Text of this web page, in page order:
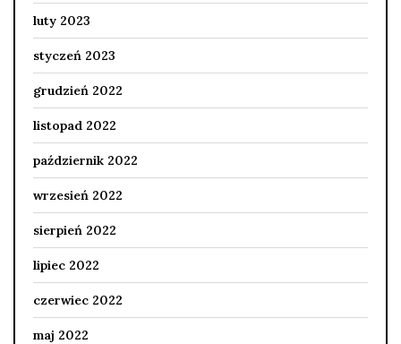
luty 2023
styczeń 2023
grudzień 2022
listopad 2022
październik 2022
wrzesień 2022
sierpień 2022
lipiec 2022
czerwiec 2022
maj 2022